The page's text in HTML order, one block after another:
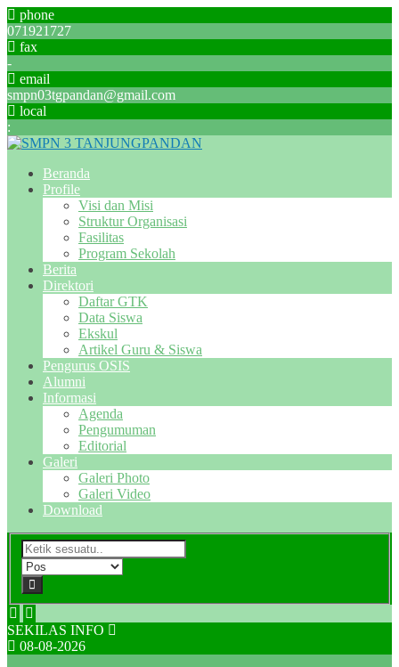
phone
071921727
fax
-
email
smpn03tgpandan@gmail.com
local
:
Beranda
Profile
Visi dan Misi
Struktur Organisasi
Fasilitas
Program Sekolah
Berita
Direktori
Daftar GTK
Data Siswa
Ekskul
Artikel Guru & Siswa
Pengurus OSIS
Alumni
Informasi
Agenda
Pengumuman
Editorial
Galeri
Galeri Photo
Galeri Video
Download
SEKILAS INFO
08-08-2026